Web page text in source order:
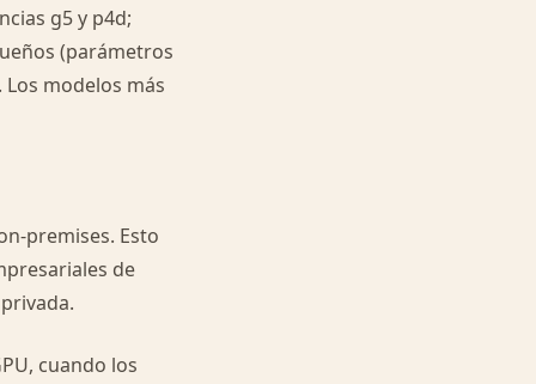
g5 y p4d;
(parámetros
Los modelos más
premises. Esto
de
cuando los